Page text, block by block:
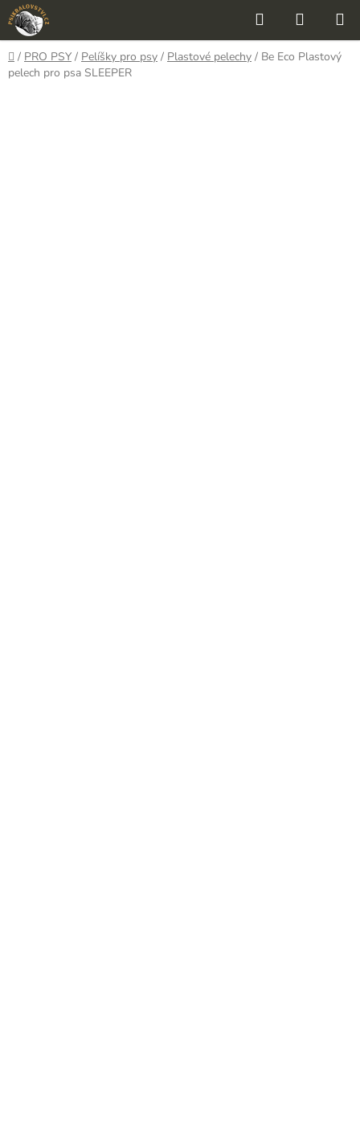
Přejít
na
obsah
Hledat
KOŠÍK
Domů
/ PRO PSY / Pelíšky pro psy / Plastové pelechy / Be Eco Plastový
pelech pro psa SLEEPER